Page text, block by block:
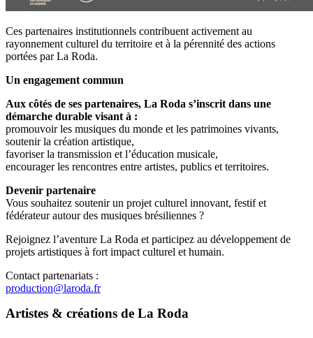
Ces partenaires institutionnels contribuent activement au
rayonnement culturel du territoire et à la pérennité des actions
portées par La Roda.
Un engagement commun
Aux côtés de ses partenaires, La Roda s’inscrit dans une
démarche durable visant à :
promouvoir les musiques du monde et les patrimoines vivants,
soutenir la création artistique,
favoriser la transmission et l’éducation musicale,
encourager les rencontres entre artistes, publics et territoires.
Devenir partenaire
Vous souhaitez soutenir un projet culturel innovant, festif et
fédérateur autour des musiques brésiliennes ?
Rejoignez l’aventure La Roda et participez au développement de
projets artistiques à fort impact culturel et humain.
Contact partenariats :
production@laroda.fr
Artistes & créations de La Roda